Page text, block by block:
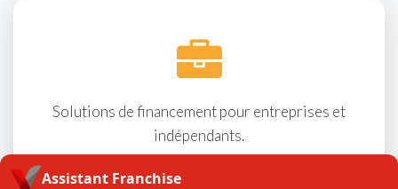
Solutions de financement pour entreprises et
indépendants.
Assistant Franchise
Assistant Franchise